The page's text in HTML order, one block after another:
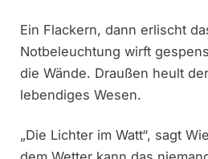
Ein Flackern, dann erlischt
Notbeleuchtung wirft
die Wände. Draußen heult
lebendiges Wesen.
„Die Lichter im Watt“, sagt